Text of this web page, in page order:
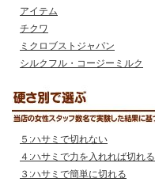
アイテム
チクワ
ミクロブストジャパン
シルクフル・コージーミルク
５:ハサミで切れない
４:ハサミで力を入れれば切れる
３:ハサミで簡単に切れる